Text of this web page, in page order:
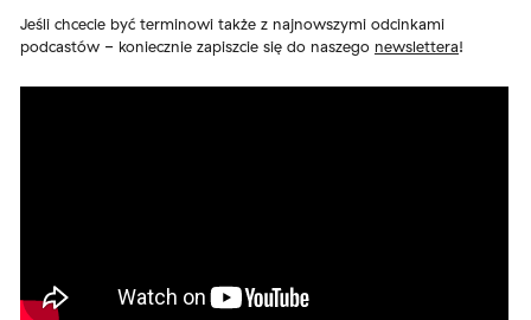
Jeśli chcecie być terminowi także z najnowszymi odcinkami
podcastów - koniecznie zapiszcie się do naszego newslettera!